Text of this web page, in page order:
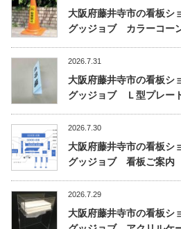
大阪府藤井寺市の看板シ
グッジョブ カラーコー
2026.7.31
大阪府藤井寺市の看板シ
グッジョブ Ｌ型プレー
2026.7.30
大阪府藤井寺市の看板シ
グッジョブ 看板ご案内
2026.7.29
大阪府藤井寺市の看板シ